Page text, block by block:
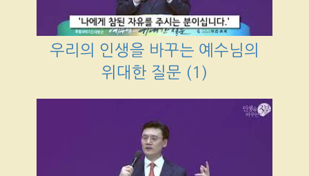
우리의 인생을 바꾸는 예수님의
위대한 질문 (1)